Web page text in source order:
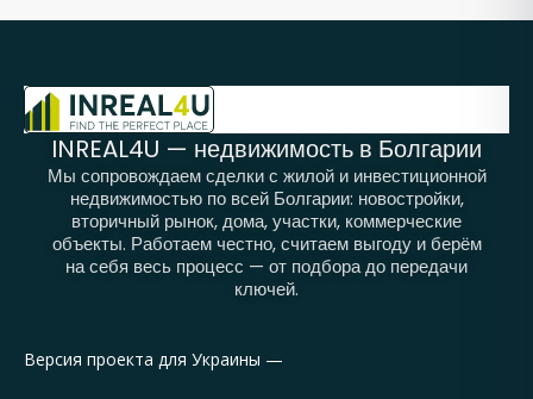
INREAL4U — недвижимость в Болгарии
Мы сопровождаем сделки с жилой и инвестиционной
недвижимостью по всей Болгарии: новостройки,
вторичный рынок, дома, участки, коммерческие
объекты. Работаем честно, считаем выгоду и берём
на себя весь процесс — от подбора до передачи
ключей.
Версия проекта для Украины —